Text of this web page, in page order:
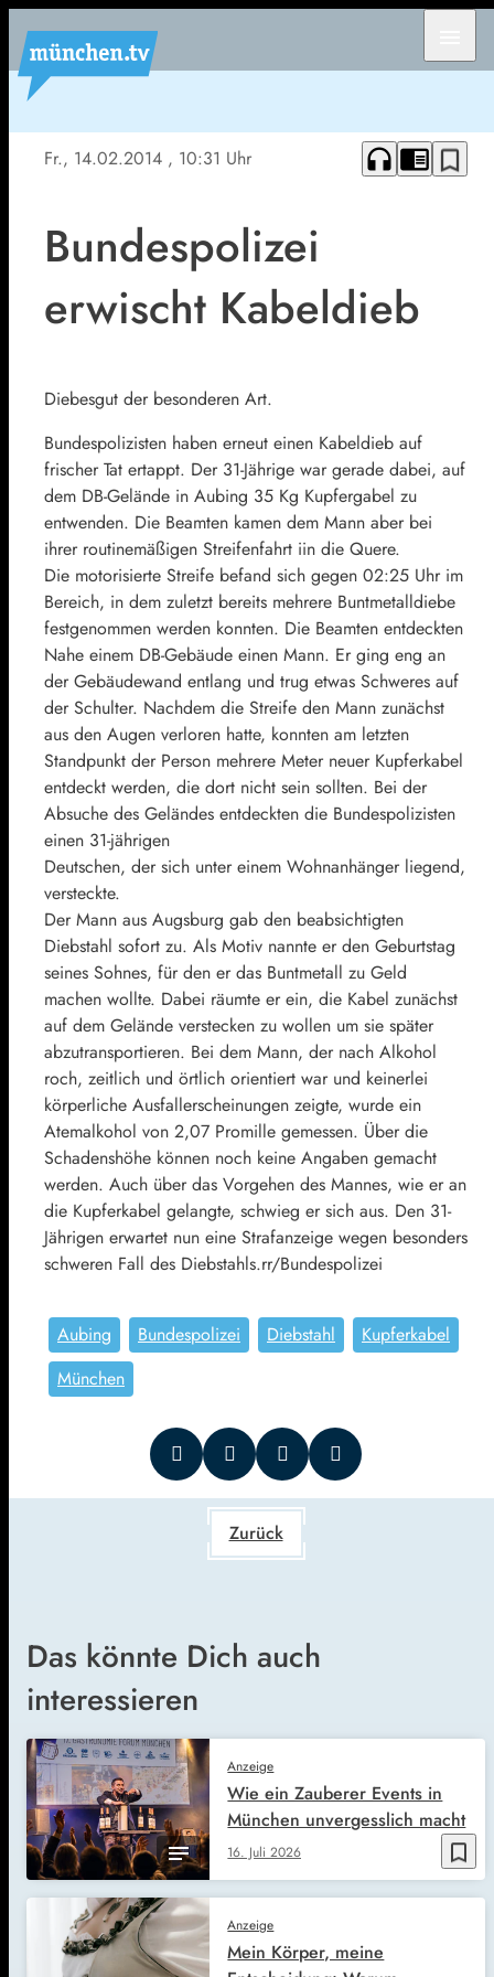
Fr., 14.02.2014 , 10:31 Uhr headphones chrome_reader_mode bookmark_border
Bundespolizei
erwischt Kabeldieb
Diebesgut der besonderen Art.
Bundespolizisten haben erneut einen Kabeldieb auf
frischer Tat ertappt. Der 31-Jährige war gerade dabei, auf
dem DB-Gelände in Aubing 35 Kg Kupfergabel zu
entwenden. Die Beamten kamen dem Mann aber bei
ihrer routinemäßigen Streifenfahrt iin die Quere.
Die motorisierte Streife befand sich gegen 02:25 Uhr im
Bereich, in dem zuletzt bereits mehrere Buntmetalldiebe
festgenommen werden konnten. Die Beamten entdeckten
Nahe einem DB-Gebäude einen Mann. Er ging eng an
der Gebäudewand entlang und trug etwas Schweres auf
der Schulter. Nachdem die Streife den Mann zunächst
aus den Augen verloren hatte, konnten am letzten
Standpunkt der Person mehrere Meter neuer Kupferkabel
entdeckt werden, die dort nicht sein sollten. Bei der
Absuche des Geländes entdeckten die Bundespolizisten
einen 31-jährigen
Deutschen, der sich unter einem Wohnanhänger liegend,
versteckte.
Der Mann aus Augsburg gab den beabsichtigten
Diebstahl sofort zu. Als Motiv nannte er den Geburtstag
seines Sohnes, für den er das Buntmetall zu Geld
machen wollte. Dabei räumte er ein, die Kabel zunächst
auf dem Gelände verstecken zu wollen um sie später
abzutransportieren. Bei dem Mann, der nach Alkohol
roch, zeitlich und örtlich orientiert war und keinerlei
körperliche Ausfallerscheinungen zeigte, wurde ein
Atemalkohol von 2,07 Promille gemessen. Über die
Schadenshöhe können noch keine Angaben gemacht
werden. Auch über das Vorgehen des Mannes, wie er an
die Kupferkabel gelangte, schwieg er sich aus. Den 31-
Jährigen erwartet nun eine Strafanzeige wegen besonders
schweren Fall des Diebstahls.rr/Bundespolizei
Aubing Bundespolizei Diebstahl
Kupferkabel
München
Zurück
Das könnte Dich auch
interessieren
bookmark_border
Anzeige
16. Juli 2026
Wie ein Zauberer Events in
München unvergesslich macht
Anzeige
Mein Körper, meine